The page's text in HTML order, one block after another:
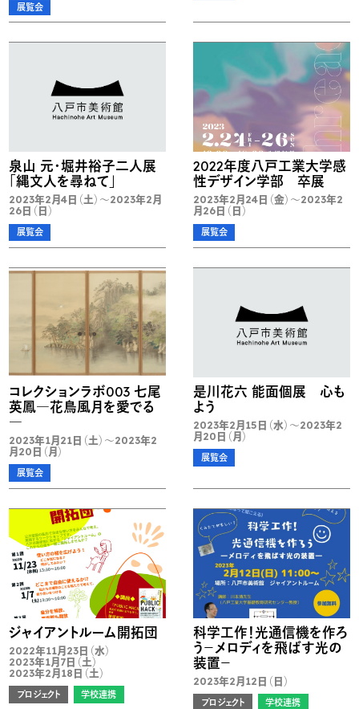
展覧会
泉山 元・堀井裕子二人展
「縄文人を尋ねて」
2023年2月4日（土）～2023年2月
26日（日）
展覧会
2022年度八戸工業大学感
性デザイン学部 卒展
2023年2月24日（金）～2023年2
月26日（日）
展覧会
コレクションラボ003 七尾
英鳳―花鳥風月を愛でる
―
2023年1月21日（土）～2023年2
月20日（月）
展覧会
是川花六 能面個展 心も
よう
2023年2月15日（水）～2023年2
月20日（月）
展覧会
ジャイアントルーム開拓団
2022年11月23日（水）
2023年1月7日（土）
2023年2月18日（土）
プロジェクト 学校連携
科学工作！光通信機を作ろ
う－メロディを飛ばす光の
装置－
2023年2月12日（日）
プロジェクト 学校連携